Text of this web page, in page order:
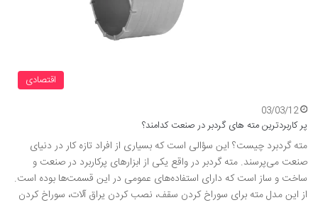
اقتصادی
03/03/12
پر کاربردترین مته های گردبر در صنعت کدامند؟
مته گردبرد چیست؟ این سؤالی است که بسیاری از افراد تازه کار در دنیای
صنعت می‌پرسند. مته گردبر در واقع یکی از ابزارهای پرکاربرد در صنعت و
ساخت و ساز است که دارای استفاده‌های عمومی در این قسمت‌ها بوده است.
از این مدل مته برای سوراخ کردن سقف، نصب کردن یراق آلات، سوراخ کردن